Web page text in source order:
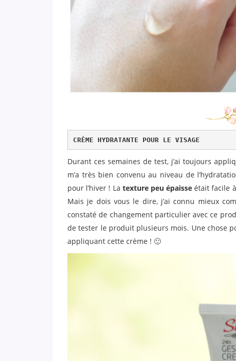
CRÈME HYDRATANTE POUR LE VISAGE
Durant ces semaines de test, j’ai toujours
m’a très bien convenu au niveau de
pour l’hiver ! La texture peu épaisse était facile
Mais je dois vous le dire, j’ai connu mieux
constaté de changement particulier avec ce
de tester le produit plusieurs mois. Une chose
appliquant cette crème ! 🙂